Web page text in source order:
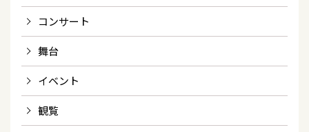
コンサート
舞台
イベント
観覧